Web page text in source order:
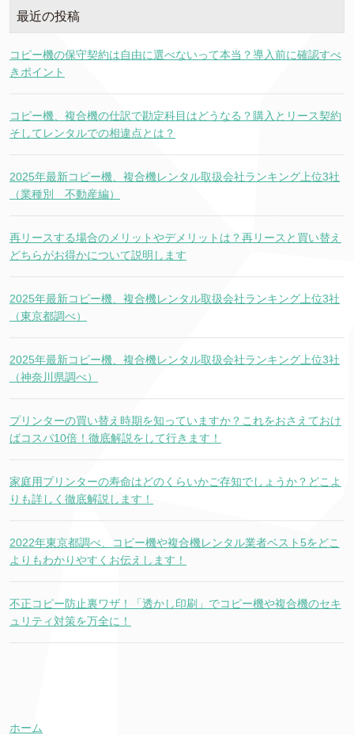
最近の投稿
コピー機の保守契約は自由に選べないって本当？導入前に確認すべ
きポイント
コピー機、複合機の仕訳で勘定科目はどうなる？購入とリース契約
そしてレンタルでの相違点とは？
2025年最新コピー機、複合機レンタル取扱会社ランキング上位3社
（業種別 不動産編）
再リースする場合のメリットやデメリットは？再リースと買い替え
どちらがお得かについて説明します
2025年最新コピー機、複合機レンタル取扱会社ランキング上位3社
（東京都調べ）
2025年最新コピー機、複合機レンタル取扱会社ランキング上位3社
（神奈川県調べ）
プリンターの買い替え時期を知っていますか？これをおさえておけ
ばコスパ10倍！徹底解説をして行きます！
家庭用プリンターの寿命はどのくらいかご存知でしょうか？どこよ
りも詳しく徹底解説します！
2022年東京都調べ、コピー機や複合機レンタル業者ベスト5をどこ
よりもわかりやすくお伝えします！
不正コピー防止裏ワザ！「透かし印刷」でコピー機や複合機のセキ
ュリティ対策を万全に！
ホーム